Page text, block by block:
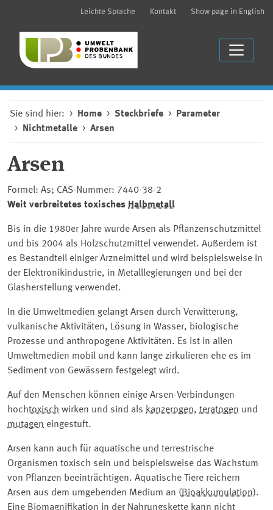
Leichte Sprache Kontakt Show page in English
Sie sind hier: Home Steckbriefe
Parameter
Nichtmetalle
Arsen
Arsen
Formel: As; CAS-Nummer: 7440-38-2
Weit verbreitetes toxisches Halbmetall
Bis in die 1980er Jahre wurde Arsen als Pflanzenschutzmittel
und bis 2004 als Holzschutzmittel verwendet. Außerdem ist
es Bestandteil einiger Arzneimittel und wird beispielsweise in
der Elektronikindustrie, in Metalllegierungen und bei der
Glasherstellung verwendet.
In die Umweltmedien gelangt Arsen durch Verwitterung,
vulkanische Aktivitäten, Lösung in Wasser, biologische
Prozesse und anthropogene Aktivitäten. Es ist in allen
Umweltmedien mobil und kann lange zirkulieren ehe es im
Sediment von Gewässern festgelegt wird.
Auf den Menschen können einige Arsen-Verbindungen
hochtoxisch wirken und sind als kanzerogen, teratogen und
mutagen eingestuft.
Arsen kann auch für aquatische und terrestrische
Organismen toxisch sein und beispielsweise das Wachstum
von Pflanzen beeinträchtigen. Aquatische Tiere reichern
Arsen aus dem umgebenden Medium an (Bioakkumulation).
Eine Biomagnifikation in der Nahrungskette kann nicht